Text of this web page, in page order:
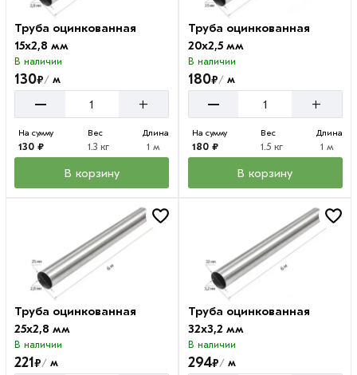
Труба оцинкованная
15х2,8 мм
В наличии
130₽/ м
– +
На сумму
130 ₽
Вес
1.3 кг
Длина
1 м
В корзину
Труба оцинкованная
20х2,5 мм
В наличии
180₽/м
– +
На сумму
180 ₽
Вес
1.5 кг
Длина
1 м
В корзину
Труба оцинкованная
25х2,8 мм
В наличии
221₽/ м
Труба оцинкованная
32х3,2 мм
В наличии
294₽/м